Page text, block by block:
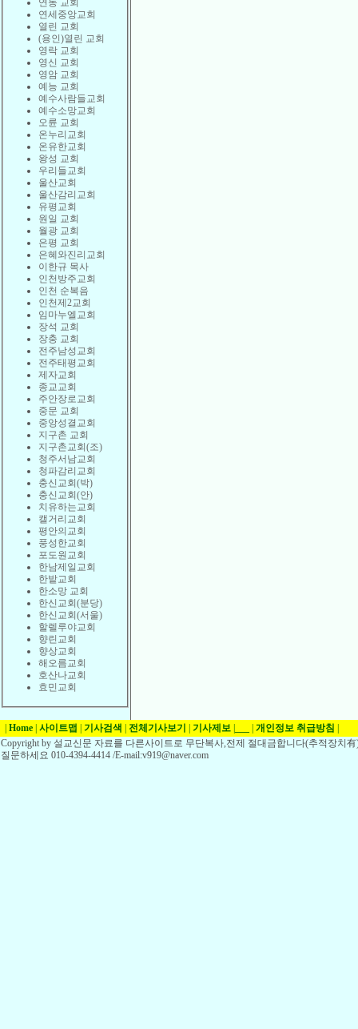
연동 교회
연세중앙교회
열린 교회
(용인)열린 교회
영락 교회
영신 교회
영암 교회
예능 교회
예수사람들교회
예수소망교회
오륜 교회
온누리교회
온유한교회
왕성 교회
우리들교회
울산교회
울산감리교회
유평교회
원일 교회
월광 교회
은평 교회
은혜와진리교회
이한규 목사
인천방주교회
인천 순복음
인천제2교회
임마누엘교회
장석 교회
장충 교회
전주남성교회
전주태평교회
제자교회
종교교회
주안장로교회
중문 교회
중앙성결교회
지구촌 교회
지구촌교회(조)
청주서남교회
청파감리교회
충신교회(박)
충신교회(안)
치유하는교회
캘거리교회
평안의교회
풍성한교회
포도원교회
한남제일교회
한밭교회
한소망 교회
한신교회(분당)
한신교회(서울)
할렐루야교회
향린교회
향상교회
해오름교회
호산나교회
효민교회
Home 사이트맵 기사검색 전체기사보기 기사제보 개인정보 취급방침
Copyright by 설교신문 자료를 다른사이트로 무단복사,전제 절대금합니다(추적장치
질문하세요 010-4394-4414 /E-mail:v919@naver.com